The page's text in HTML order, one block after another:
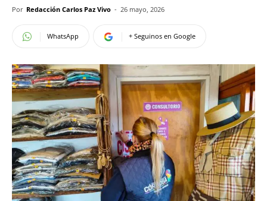
Por Redacción Carlos Paz Vivo - 26 mayo, 2026
WhatsApp + Seguinos en Google